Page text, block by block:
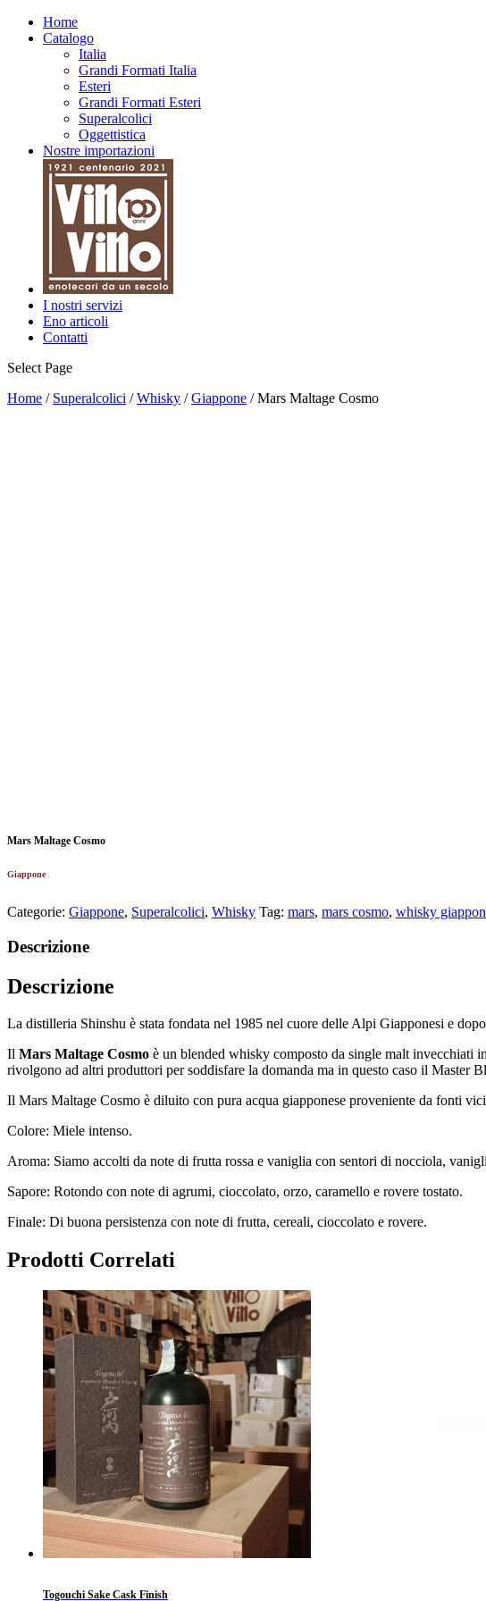
Home
Catalogo
Italia
Grandi Formati Italia
Esteri
Grandi Formati Esteri
Superalcolici
Oggettistica
Nostre importazioni
I nostri servizi
Eno articoli
Contatti
Select Page
Home / Superalcolici /Whisky /Giappone / Mars Maltage Cosmo
Mars Maltage Cosmo
Giappone
Categorie: Giappone, Superalcolici, Whisky Tag: mars, mars cosmo, whisky
Descrizione
Descrizione
La distilleria Shinshu è stata fondata nel 1985 nel cuore delle Alpi Giapponesi e
Il Mars Maltage Cosmo è un blended whisky composto da single malt invecchiati
rivolgono ad altri produttori per soddisfare la domanda ma in questo caso il Master
Il Mars Maltage Cosmo è diluito con pura acqua giapponese proveniente da fonti
Colore: Miele intenso.
Aroma: Siamo accolti da note di frutta rossa e vaniglia con sentori di nocciola,
Sapore: Rotondo con note di agrumi, cioccolato, orzo, caramello e rovere tostato.
Finale: Di buona persistenza con note di frutta, cereali, cioccolato e rovere.
Prodotti Correlati
Togouchi Sake Cask Finish